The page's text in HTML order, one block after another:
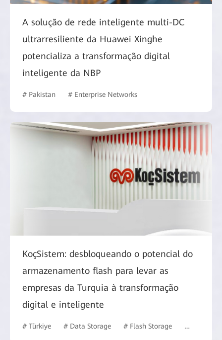
A solução de rede inteligente multi-DC
ultrarresiliente da Huawei Xinghe
potencializa a transformação digital
inteligente da NBP
# Pakistan # Enterprise Networks
KoçSistem: desbloqueando o potencial do
armazenamento flash para levar as
empresas da Turquia à transformação
digital e inteligente
# Türkiye # Data Storage # Flash Storage # ISP